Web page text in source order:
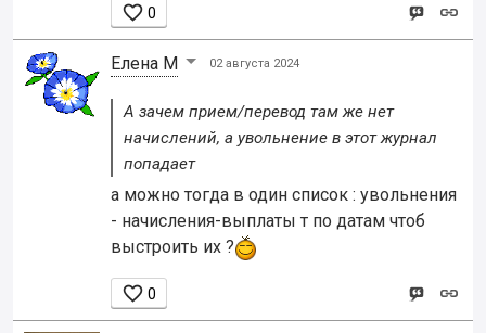
 0
Елена М 02 августа 2024
А зачем прием/перевод там же нет
начислений, а увольнение в этот журнал
попадает
а можно тогда в один список : увольнения
- начисления-выплаты т по датам чтоб
выстроить их ?
 0